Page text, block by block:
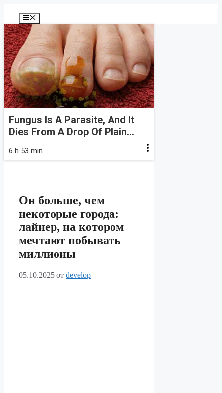
содержимому
Меню
Fungus Is A Parasite, And It
Dies From A Drop Of Plain...
6 h 53 min
Он больше, чем
некоторые города:
лайнер, на котором
мечтают побывать
миллионы
05.10.2025 от develop